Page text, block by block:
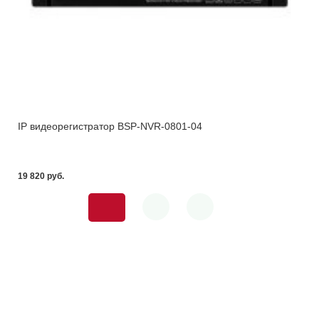
IP видеорегистратор BSP-NVR-0801-04
19 820 pуб.